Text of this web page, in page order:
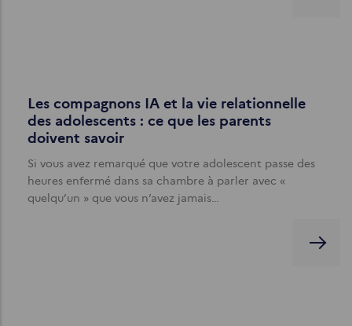
Les compagnons IA et la vie relationnelle
des adolescents : ce que les parents
doivent savoir
Si vous avez remarqué que votre adolescent passe des
heures enfermé dans sa chambre à parler avec «
quelqu’un » que vous n’avez jamais…